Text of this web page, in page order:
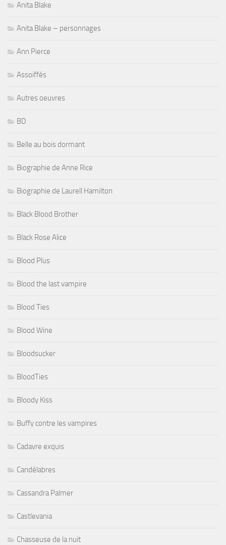
Anita Blake
Anita Blake – personnages
Ann Pierce
Assoiffés
Autres oeuvres
BD
Belle au bois dormant
Biographie de Anne Rice
Biographie de Laurell Hamilton
Black Blood Brother
Black Rose Alice
Blood Plus
Blood the last vampire
Blood Ties
Blood Wine
Bloodsucker
BloodTies
Bloody Kiss
Buffy contre les vampires
Cadavre exquis
Candélabres
Cassandra Palmer
Castlevania
Chasseuse de la nuit